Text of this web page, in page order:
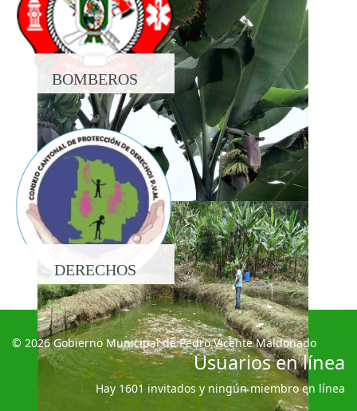
BOMBEROS
DERECHOS
© 2026 Gobierno Municipal de Pedro Vicente Maldonado
Usuarios en línea
Hay 1601 invitados y ningún miembro en línea